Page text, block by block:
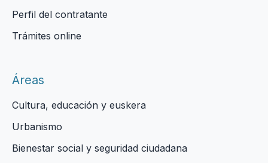
Perfil del contratante
Trámites online
Áreas
Cultura, educación y euskera
Urbanismo
Bienestar social y seguridad ciudadana